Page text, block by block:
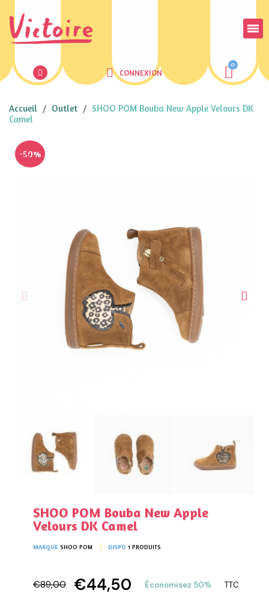
CONNEXION
Accueil Outlet
SHOO POM Bouba New Apple Velours DK
Camel
-50%
SHOO POM Bouba New Apple
Velours DK Camel
MARQUE SHOO POM DISPO 1 PRODUITS
€89,00 €44,50 Économisez 50% TTC